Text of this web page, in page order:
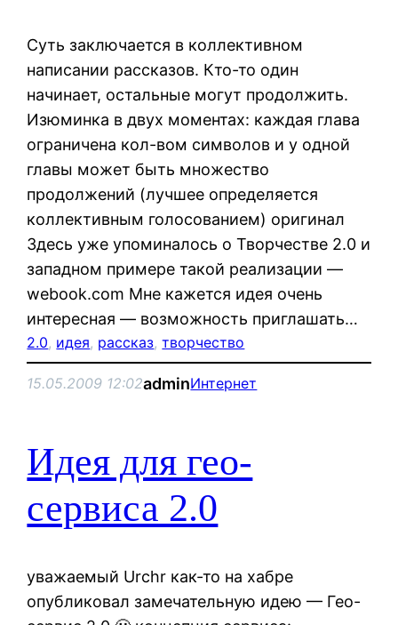
Суть заключается в коллективном
написании рассказов. Кто-то один
начинает, остальные могут продолжить.
Изюминка в двух моментах: каждая глава
ограничена кол-вом символов и у одной
главы может быть множество
продолжений (лучшее определяется
коллективным голосованием) оригинал
Здесь уже упоминалось о Творчестве 2.0 и
западном примере такой реализации —
webook.com Мне кажется идея очень
интересная — возможность приглашать…
2.0, идея, рассказ, творчество
15.05.2009 12:02adminИнтернет
Идея для гео-
сервиса 2.0
уважаемый Urchr как-то на хабре
опубликовал замечательную идею — Гео-